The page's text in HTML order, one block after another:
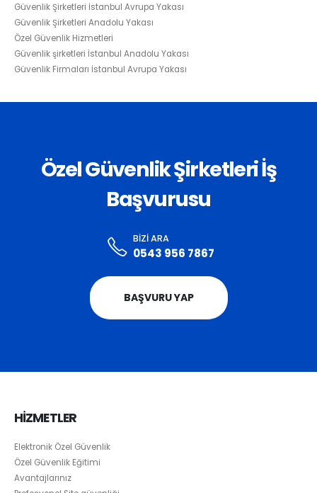
Güvenlik Şirketleri İstanbul Avrupa Yakası
Güvenlik Şirketleri Anadolu Yakası
Özel Güvenlik Hizmetleri
Güvenlik şirketleri İstanbul Anadolu Yakası
Güvenlik Firmaları İstanbul Avrupa Yakası
Özel Güvenlik Şirketleri İş
Başvurusu
BIZI ARA
0543 956 7867
BAŞVURU YAP
HİZMETLER
Elektronik Özel Güvenlik
Özel Güvenlik Eğitimi
Avantajlarınız